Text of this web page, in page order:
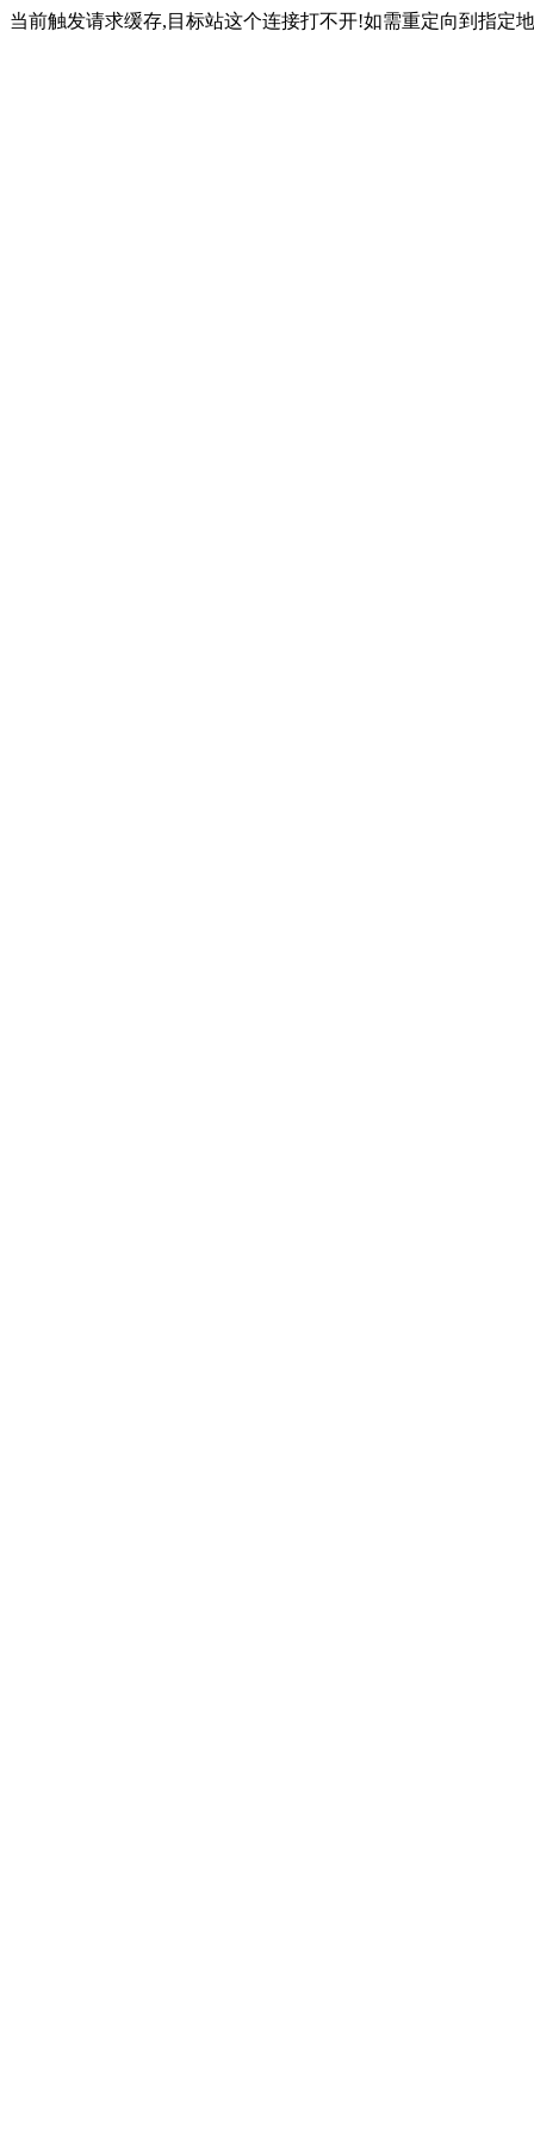
当前触发请求缓存,目标站这个连接打不开!如需重定向到指定